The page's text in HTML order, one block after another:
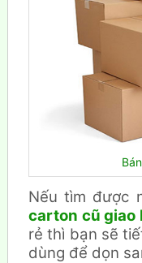
Nếu tìm được
carton cũ giao
rẻ thì bạn sẽ
dùng để dọn